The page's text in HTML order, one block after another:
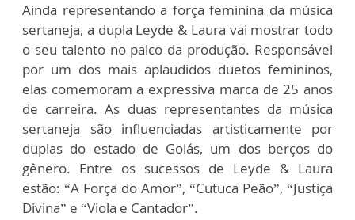
Ainda representando a força feminina da música
sertaneja, a dupla Leyde & Laura vai mostrar todo
o seu talento no palco da produção. Responsável
por um dos mais aplaudidos duetos femininos,
elas comemoram a expressiva marca de 25 anos
de carreira. As duas representantes da música
sertaneja são influenciadas artisticamente por
duplas do estado de Goiás, um dos berços do
gênero. Entre os sucessos de Leyde & Laura
estão: “A Força do Amor”, “Cutuca Peão”, “Justiça
Divina” e “Viola e Cantador”.